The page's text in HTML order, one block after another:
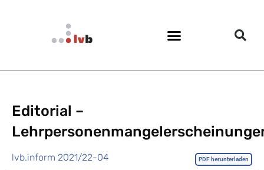
Editorial –
lvb.inform 2021/22-04 PDF herunterladen